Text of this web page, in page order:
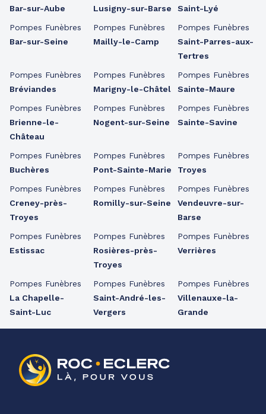
Bar-sur-Aube
Pompes Funèbres
Bar-sur-Seine
Pompes Funèbres
Bréviandes
Pompes Funèbres
Brienne-le-
Château
Pompes Funèbres
Buchères
Pompes Funèbres
Creney-près-
Troyes
Pompes Funèbres
Estissac
Pompes Funèbres
La Chapelle-
Saint-Luc
Lusigny-sur-Barse
Pompes Funèbres
Mailly-le-Camp
Pompes Funèbres
Marigny-le-Châtel
Pompes Funèbres
Nogent-sur-Seine
Pompes Funèbres
Pont-Sainte-Marie
Pompes Funèbres
Romilly-sur-Seine
Pompes Funèbres
Rosières-près-
Troyes
Pompes Funèbres
Saint-André-les-
Vergers
Saint-Lyé
Pompes Funèbres
Saint-Parres-aux-
Tertres
Pompes Funèbres
Sainte-Maure
Pompes Funèbres
Sainte-Savine
Pompes Funèbres
Troyes
Pompes Funèbres
Vendeuvre-sur-
Barse
Pompes Funèbres
Verrières
Pompes Funèbres
Villenauxe-la-
Grande